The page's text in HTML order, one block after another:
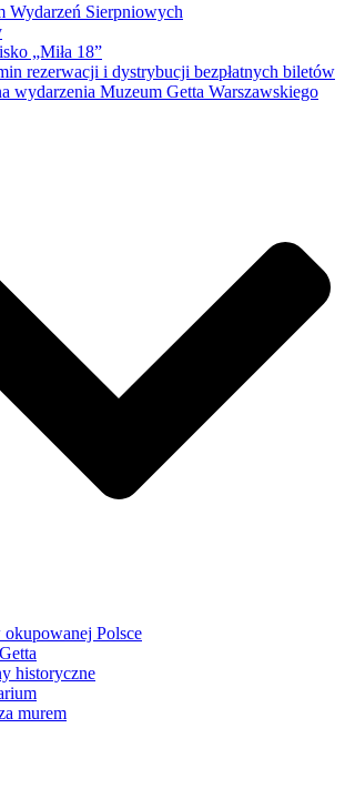
Wydarzeń Sierpniowych
„Miła 18”
rezerwacji i dystrybucji bezpłatnych biletów
wydarzenia Muzeum Getta Warszawskiego
okupowanej Polsce
historyczne
murem